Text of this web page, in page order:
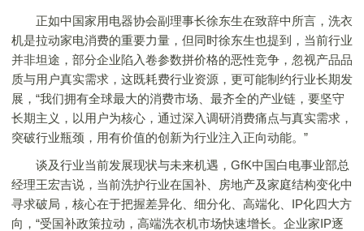
正如中国家用电器协会副理事长徐东生在致辞中所言，洗衣
机是拉动家电消费的重要力量，但同时徐东生也提到，当前行业
并非坦途，部分企业陷入卷参数拼价格的恶性竞争，忽视产品品
质与用户真实需求，这既耗费行业资源，更可能制约行业长期发
展，“我们拥有全球最大的消费市场、最齐全的产业链，要坚守
长期主义，以用户为核心，通过深入调研消费痛点与真实需求，
突破行业瓶颈，用有价值的创新为行业注入正向动能。”
谈及行业当前发展现状与未来机遇，GfK中国白电事业部总
经理王宏吉说，当前洗护行业在国补、房地产及家庭结构变化中
寻求破局，核心在于把握差异化、细分化、高端化、IP化四大方
向，“受国补政策拉动，高端洗衣机市场快速增长。企业家IP逐